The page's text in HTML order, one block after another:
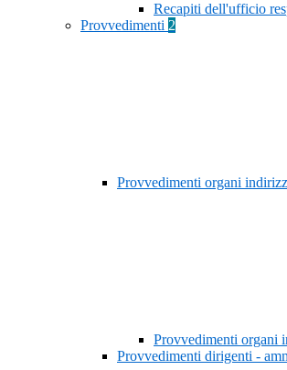
Recapiti dell'ufficio
Provvedimenti 2
Provvedimenti organi
Provvedimenti organi
Provvedimenti dirigenti -